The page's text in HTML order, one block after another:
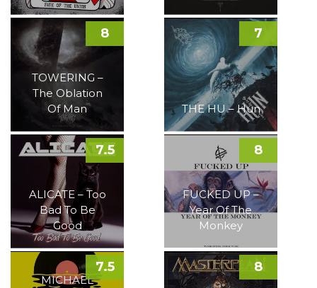
TOWERING –
The Oblation
Of Man
8
THE HU – Hun
7
ALICATE – Too
Bad To Be
Good
7.5
FUCKED UP –
Year Of The
Monkey
8
MICHAEL
7.5 8